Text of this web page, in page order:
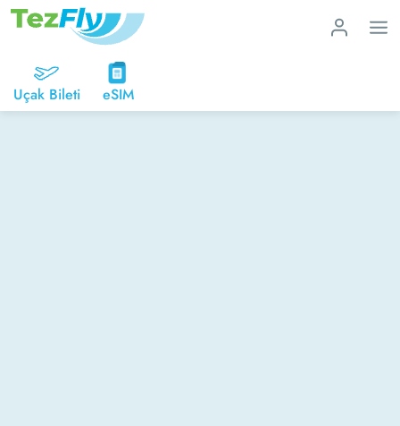
Uçak Bileti eSIM